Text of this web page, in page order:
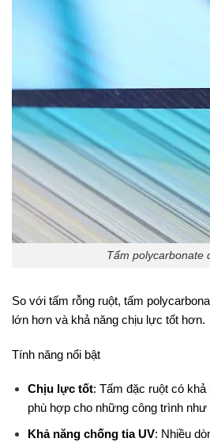
Tấm polycarbonate
So với tấm rỗng ruột, tấm
lớn hơn và khả năng chịu lực tốt hơn.
Tính năng nổi bật
Chịu lực tốt: Tấm đặc ruột có khả
phù hợp cho những công trình
Khả năng chống tia UV: Nhiều